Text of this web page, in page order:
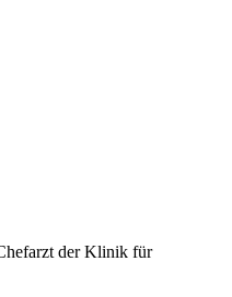
der Klinik für